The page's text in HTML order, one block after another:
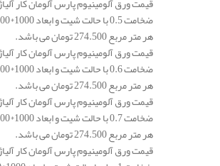
هر متر مربع 274.500 تومان می باشد.
هر متر مربع 274.500 تومان می باشد.
هر متر مربع 274.500 تومان می باشد.